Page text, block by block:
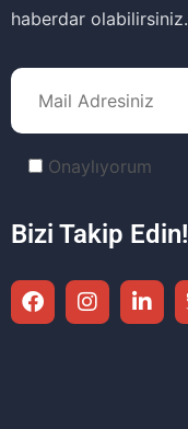
haberdar olabilirsiniz.
Onaylıyorum
Bizi Takip Edin!